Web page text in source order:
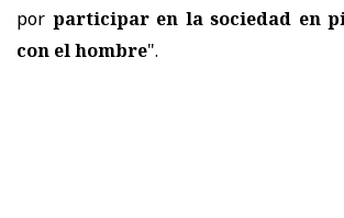
por participar en la sociedad en
con el hombre".